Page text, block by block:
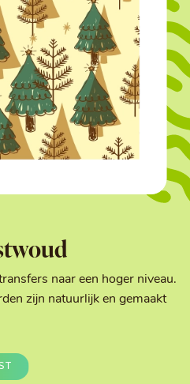
naar een hoger niveau.
zijn natuurlijk en gemaakt